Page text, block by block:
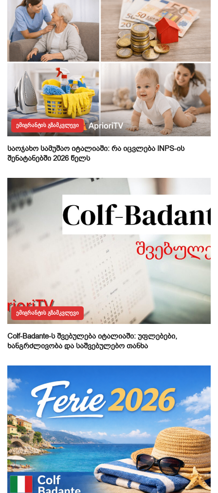
ᲔᲛᲘᲒᲠᲐᲜᲢᲘᲡ ᲒᲖᲐᲛᲙᲕᲚᲔᲕᲘ
საოჯახო სამუშაო იტალიაში: რა იცვლება INPS-ის
შენატანებში 2026 წელს
ᲔᲛᲘᲒᲠᲐᲜᲢᲘᲡ ᲒᲖᲐᲛᲙᲕᲚᲔᲕᲘ
Colf-Badante-ს შვებულება იტალიაში: უფლებები,
ხანგრძლივობა და საშვებულებო თანხა